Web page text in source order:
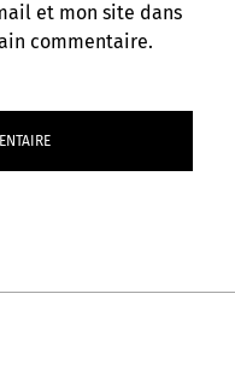
et mon site dans
commentaire.